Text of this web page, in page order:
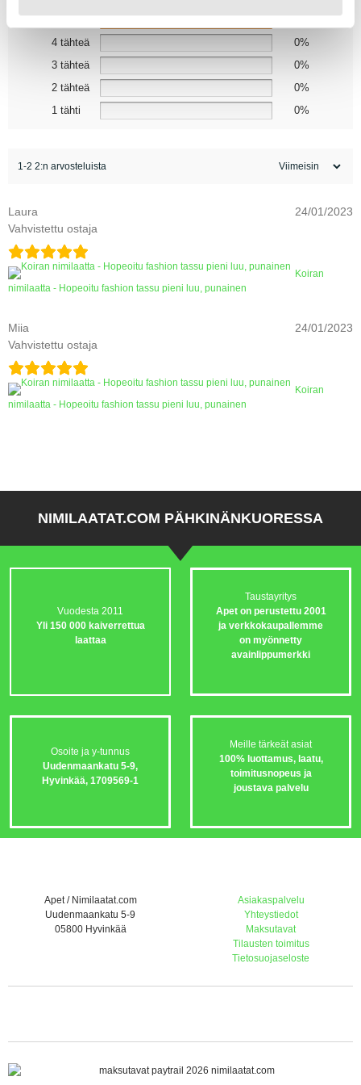
4 tähteä
0%
3 tähteä
0%
2 tähteä
0%
1 tähti
0%
1-2 2:n arvosteluista
Laura
Vahvistettu ostaja
24/01/2023
Koiran
nimilaatta - Hopeoitu fashion tassu pieni luu, punainen
Miia
Vahvistettu ostaja
24/01/2023
Koiran
nimilaatta - Hopeoitu fashion tassu pieni luu, punainen
NIMILAATAT.COM PÄHKINÄNKUORESSA
Vuodesta 2011
Yli 150 000 kaiverrettua
laattaa
Taustayritys
Apet on perustettu 2001
ja verkkokaupallemme
on myönnetty
avainlippumerkki
Osoite ja y-tunnus
Uudenmaankatu 5-9,
Hyvinkää, 1709569-1
Meille tärkeät asiat
100% luottamus, laatu,
toimitusnopeus ja
joustava palvelu
Apet / Nimilaatat.com
Uudenmaankatu 5-9
05800 Hyvinkää
Asiakaspalvelu
Yhteystiedot
Maksutavat
Tilausten toimitus
Tietosuojaseloste